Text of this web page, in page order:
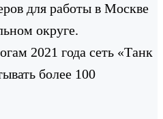
для работы в Москве
округе.
2021 года сеть «Танк
более 100